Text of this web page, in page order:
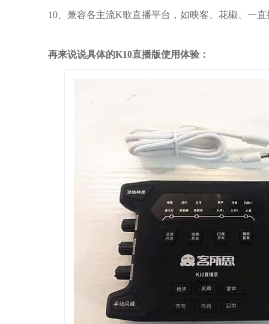
10、兼容各主流K歌直播平台，如映客、花椒、一
再来说说具体的K10直播版使用体验：